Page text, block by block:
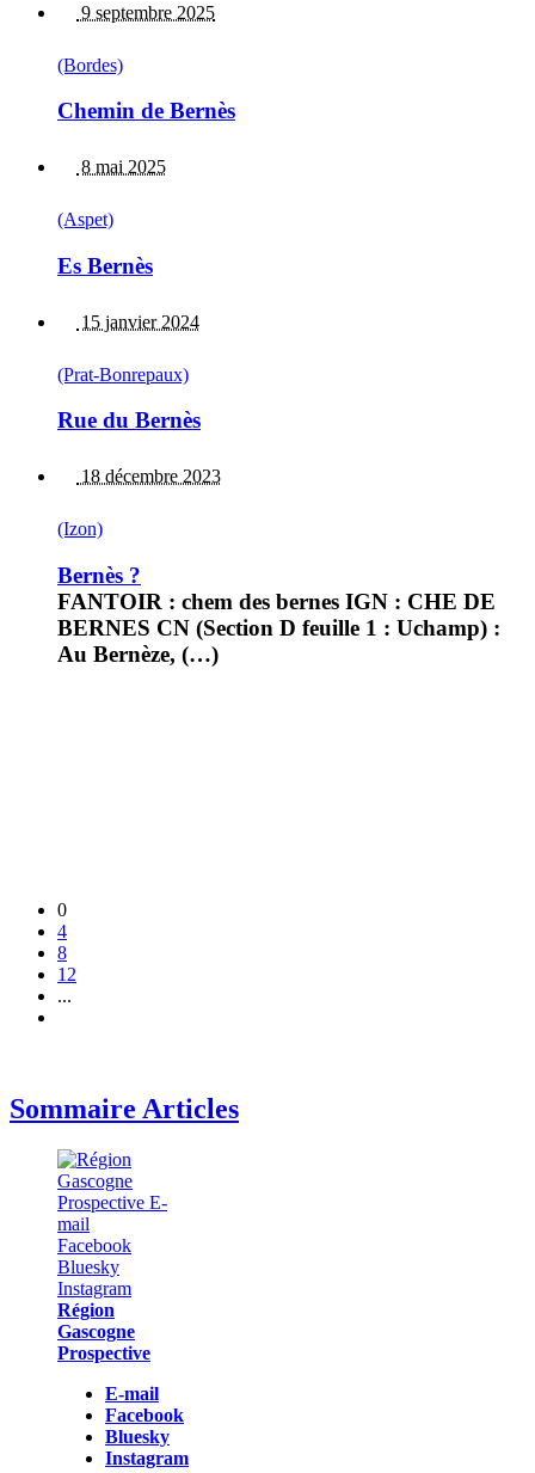
9 septembre 2025
(Bordes)
Chemin de Bernès
8 mai 2025
(Aspet)
Es Bernès
15 janvier 2024
(Prat-Bonrepaux)
Rue du Bernès
18 décembre 2023
(Izon)
Bernès ?
FANTOIR : chem des bernes IGN : CHE DE
BERNES CN (Section D feuille 1 : Uchamp) :
Au Bernèze, (…)
0
4
8
12
...
Sommaire Articles
Région
Gascogne
Prospective
E-mail
Facebook
Bluesky
Instagram